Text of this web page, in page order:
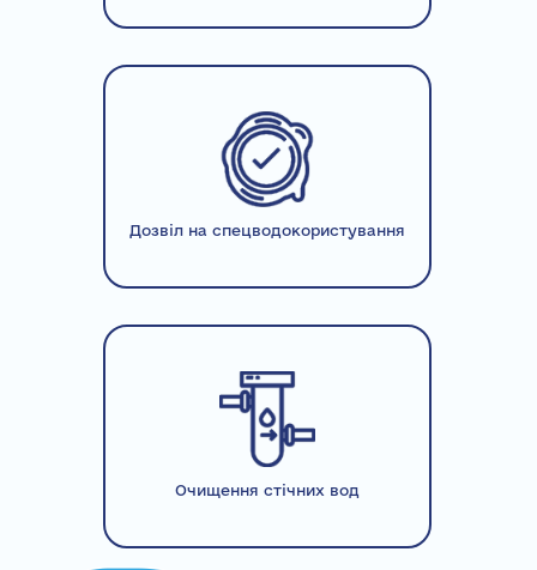
Дозвіл на спецводокористування
Очищення стічних вод